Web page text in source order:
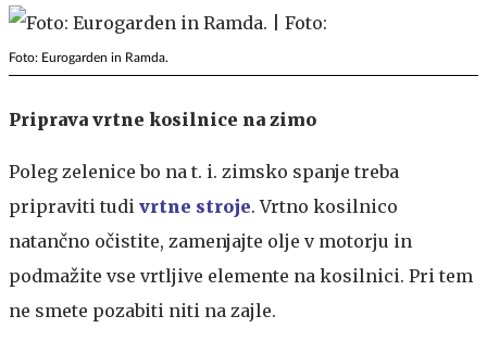
Foto: Eurogarden in Ramda.
Priprava vrtne kosilnice na zimo
Poleg zelenice bo na t. i. zimsko spanje treba
pripraviti tudi vrtne stroje. Vrtno kosilnico
natančno očistite, zamenjajte olje v motorju in
podmažite vse vrtljive elemente na kosilnici. Pri tem
ne smete pozabiti niti na zajle.